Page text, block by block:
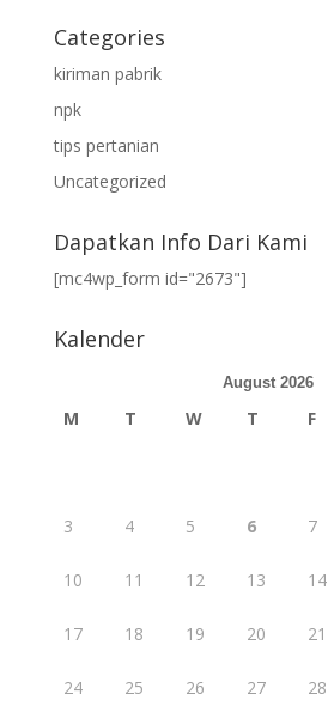
Categories
kiriman pabrik
npk
tips pertanian
Uncategorized
Dapatkan Info Dari Kami
[mc4wp_form id="2673"]
Kalender
August 2026
M T W T F
3 4 5 6 7
10 11 12 13 14
17 18 19 20 21
24 25 26 27 28